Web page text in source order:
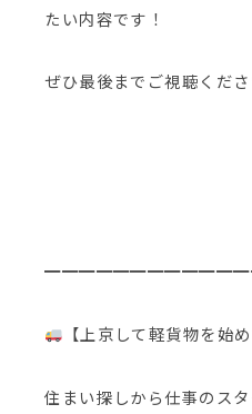
たい内容です！
ぜひ最後までご視聴くださ
【上京して軽貨物を始
住まい探しから仕事のス